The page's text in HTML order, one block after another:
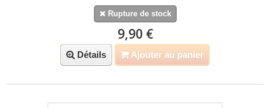
Rupture de stock
9,90 €
Détails Ajouter au panier